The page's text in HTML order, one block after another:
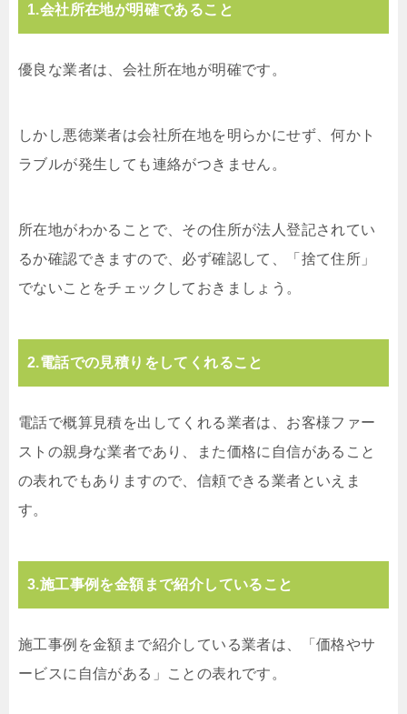
1.会社所在地が明確であること
優良な業者は、会社所在地が明確です。
しかし悪徳業者は会社所在地を明らかにせず、何かト
ラブルが発生しても連絡がつきません。
所在地がわかることで、その住所が法人登記されてい
るか確認できますので、必ず確認して、「捨て住所」
でないことをチェックしておきましょう。
2.電話での見積りをしてくれること
電話で概算見積を出してくれる業者は、お客様ファー
ストの親身な業者であり、また価格に自信があること
の表れでもありますので、信頼できる業者といえま
す。
3.施工事例を金額まで紹介していること
施工事例を金額まで紹介している業者は、「価格やサ
ービスに自信がある」ことの表れです。